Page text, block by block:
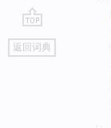
go
top
返回词典